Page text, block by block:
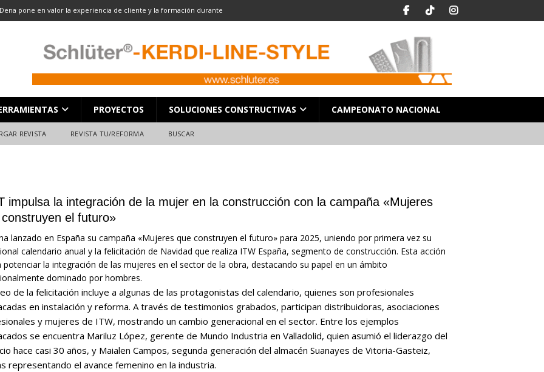
pone en valor la experiencia de cliente y la formación durante
13: CORTE DE GRAN FORMATO DESCARGAR REVISTA
8: JUNTAS DESCARGAR REVISTA
el profesional de la construcción CAMPEONATO NACIONAL
PROYECTOS SOLUCIONES CONSTRUCTIVAS CAMPEONATO NACIONAL
REVISTA REVISTA TU/REFORMA BUSCAR
impulsa la integración de la mujer en la construcción con la campaña «Mujeres
el futuro»
lanzado en España su campaña «Mujeres que construyen el futuro» para 2025, uniendo por primera vez su
calendario anual y la felicitación de Navidad que realiza ITW España, segmento de construcción. Esta acción
potenciar la integración de las mujeres en el sector de la obra, destacando su papel en un ámbito
dominado por hombres.
de la felicitación incluye a algunas de las protagonistas del calendario, quienes son profesionales
en instalación y reforma. A través de testimonios grabados, participan distribuidoras, asociaciones
y mujeres de ITW, mostrando un cambio generacional en el sector. Entre los ejemplos
se encuentra Mariluz López, gerente de Mundo Industria en Valladolid, quien asumió el liderazgo del
hace casi 30 años, y Maialen Campos, segunda generación del almacén Suanayes de Vitoria-Gasteiz,
representando el avance femenino en la industria.